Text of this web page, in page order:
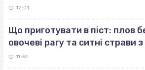
12:01
Що приготувати в піст: плов
овочеві рагу та ситні страви
11:39